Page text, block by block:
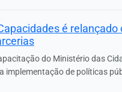
é relançado
do Ministério das
implementação de políticas